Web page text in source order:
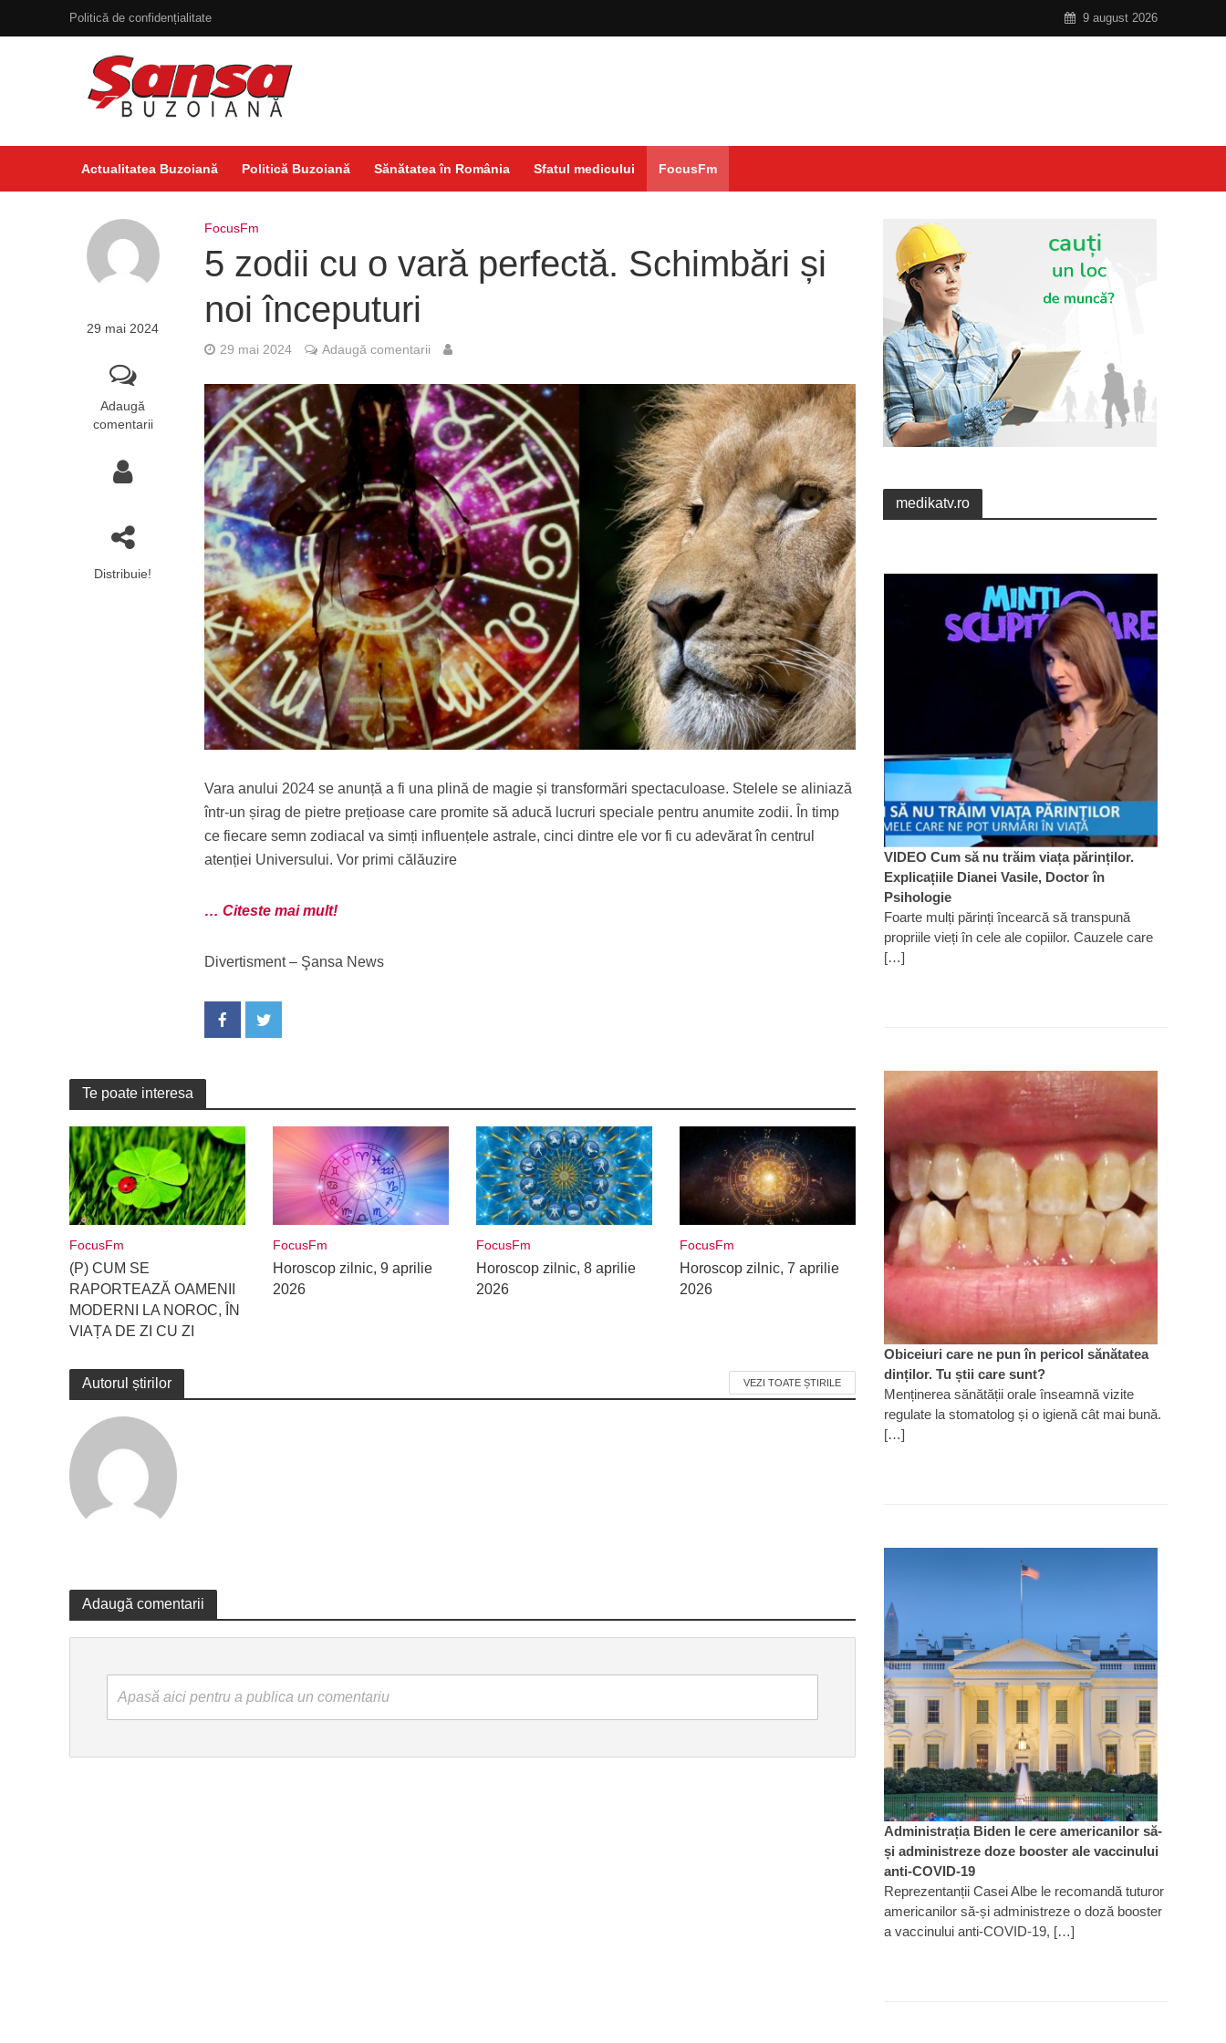
Politică de confidențialitate 9 august 2026
Actualitatea Buzoiană Politică Buzoiană Sănătatea în România Sfatul medicului FocusFm
29 mai 2024
Adaugă
comentarii
Distribuie!
FocusFm
5 zodii cu o vară perfectă. Schimbări și
noi începuturi
29 mai 2024 Adaugă comentarii
Vara anului 2024 se anunță a fi una plină de magie și transformări spectaculoase. Stelele se aliniază
într-un șirag de pietre prețioase care promite să aducă lucruri speciale pentru anumite zodii. În timp
ce fiecare semn zodiacal va simți influențele astrale, cinci dintre ele vor fi cu adevărat în centrul
atenției Universului. Vor primi călăuzire
… Citeste mai mult!
Divertisment – Şansa News
Te poate interesa
FocusFm
(P) CUM SE
RAPORTEAZĂ OAMENII
MODERNI LA NOROC, ÎN
VIAȚA DE ZI CU ZI
FocusFm
Horoscop zilnic, 9 aprilie
2026
FocusFm
Horoscop zilnic, 8 aprilie
2026
FocusFm
Horoscop zilnic, 7 aprilie
2026
Autorul știrilor VEZI TOATE ȘTIRILE
Adaugă comentarii
Apasă aici pentru a publica un comentariu
medikatv.ro
VIDEO Cum să nu trăim viața părinților.
Explicațiile Dianei Vasile, Doctor în
Psihologie
Foarte mulți părinți încearcă să transpună
propriile vieți în cele ale copiilor. Cauzele care
[…]
Obiceiuri care ne pun în pericol sănătatea
dinților. Tu știi care sunt?
Menținerea sănătății orale înseamnă vizite
regulate la stomatolog și o igienă cât mai bună.
[…]
Administrația Biden le cere americanilor să-
și administreze doze booster ale vaccinului
anti-COVID-19
Reprezentanții Casei Albe le recomandă tuturor
americanilor să-și administreze o doză booster
a vaccinului anti-COVID-19, […]